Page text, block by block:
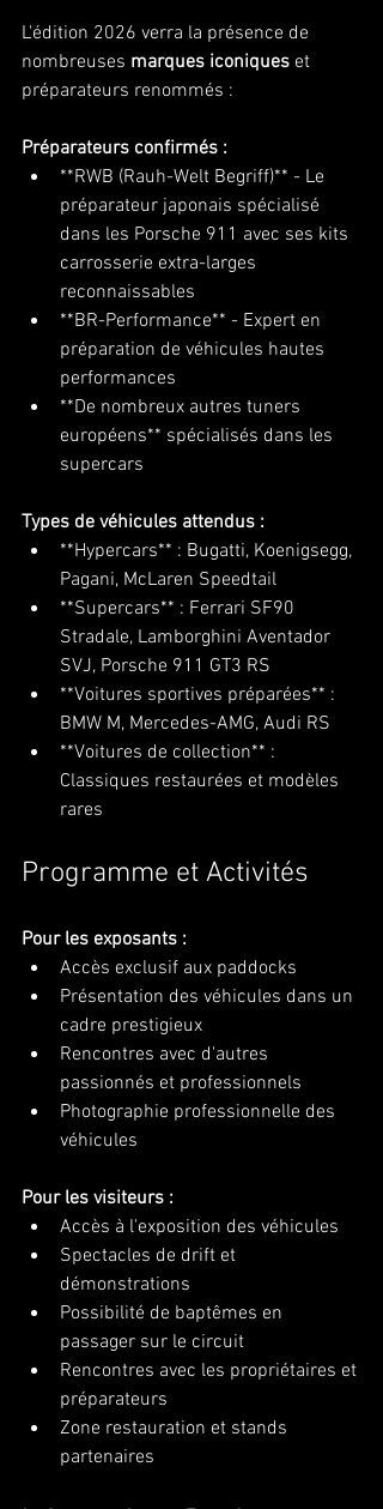
L'édition 2026 verra la présence de
nombreuses marques iconiques et
préparateurs renommés :
Préparateurs confirmés :
**RWB (Rauh-Welt Begriff)** - Le
préparateur japonais spécialisé
dans les Porsche 911 avec ses kits
carrosserie extra-larges
reconnaissables
**BR-Performance** - Expert en
préparation de véhicules hautes
performances
**De nombreux autres tuners
européens** spécialisés dans les
supercars
Types de véhicules attendus :
**Hypercars** : Bugatti, Koenigsegg,
Pagani, McLaren Speedtail
**Supercars** : Ferrari SF90
Stradale, Lamborghini Aventador
SVJ, Porsche 911 GT3 RS
**Voitures sportives préparées** :
BMW M, Mercedes-AMG, Audi RS
**Voitures de collection** :
Classiques restaurées et modèles
rares
Programme et Activités
Pour les exposants :
Accès exclusif aux paddocks
Présentation des véhicules dans un
cadre prestigieux
Rencontres avec d'autres
passionnés et professionnels
Photographie professionnelle des
véhicules
Pour les visiteurs :
Accès à l'exposition des véhicules
Spectacles de drift et
démonstrations
Possibilité de baptêmes en
passager sur le circuit
Rencontres avec les propriétaires et
préparateurs
Zone restauration et stands
partenaires